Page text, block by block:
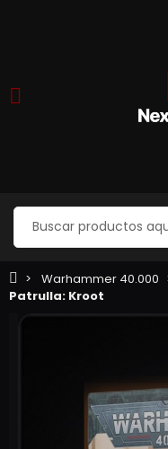
Warhammer 40.000
Patrulla: Kroot